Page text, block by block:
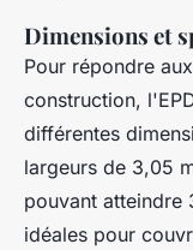
Dimensions et
Pour répondre
construction,
différentes
largeurs de 3,05
pouvant atteindre
idéales pour